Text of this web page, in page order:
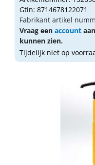
Gtin: 8714678122071
Fabrikant artikel
Vraag een account
kunnen zien.
Tijdelijk niet op